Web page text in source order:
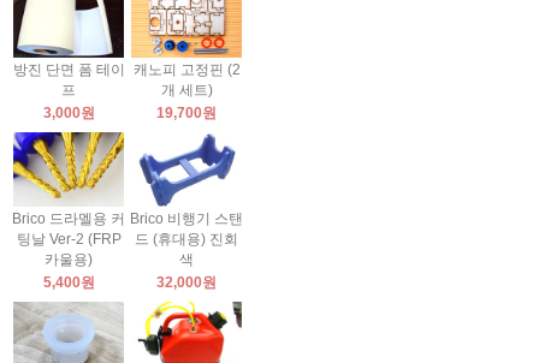
방진 단면 폼 테이
프
3,000원
캐노피 고정핀 (2
개 세트)
19,700원
Brico 드라멜용 커
팅날 Ver-2 (FRP
카울용)
5,400원
Brico 비행기 스탠
드 (휴대용) 진회
색
32,000원